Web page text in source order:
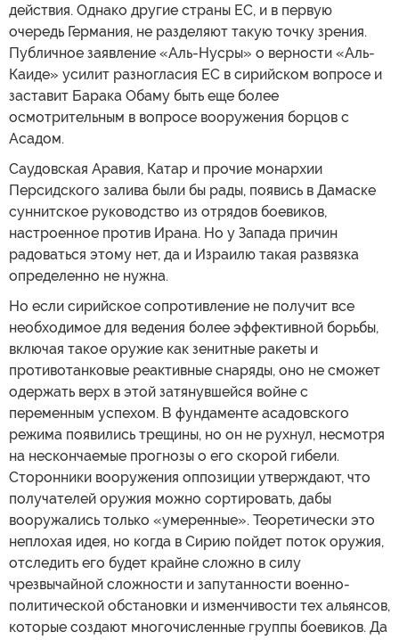
действия. Однако другие страны ЕС, и в первую
очередь Германия, не разделяют такую точку зрения.
Публичное заявление «Аль-Нусры» о верности «Аль-
Каиде» усилит разногласия ЕС в сирийском вопросе и
заставит Барака Обаму быть еще более
осмотрительным в вопросе вооружения борцов с
Асадом.
Саудовская Аравия, Катар и прочие монархии
Персидского залива были бы рады, появись в Дамаске
суннитское руководство из отрядов боевиков,
настроенное против Ирана. Но у Запада причин
радоваться этому нет, да и Израилю такая развязка
определенно не нужна.
Но если сирийское сопротивление не получит все
необходимое для ведения более эффективной борьбы,
включая такое оружие как зенитные ракеты и
противотанковые реактивные снаряды, оно не сможет
одержать верх в этой затянувшейся войне с
переменным успехом. В фундаменте асадовского
режима появились трещины, но он не рухнул, несмотря
на нескончаемые прогнозы о его скорой гибели.
Сторонники вооружения оппозиции утверждают, что
получателей оружия можно сортировать, дабы
вооружались только «умеренные». Теоретически это
неплохая идея, но когда в Сирию пойдет поток оружия,
отследить его будет крайне сложно в силу
чрезвычайной сложности и запутанности военно-
политической обстановки и изменчивости тех альянсов,
которые создают многочисленные группы боевиков. Да